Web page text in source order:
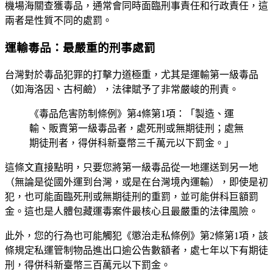
機場海關查獲毒品，通常會同時面臨刑事責任和行政責任，這
兩者是性質不同的處罰。
運輸毒品：最嚴重的刑事處罰
台灣對於毒品犯罪的打擊力道極重，尤其是運輸第一級毒品
（如海洛因、古柯鹼），法律賦予了非常嚴峻的刑責。
《毒品危害防制條例》第4條第1項：「製造、運
輸、販賣第一級毒品者，處死刑或無期徒刑；處無
期徒刑者，得併科新臺幣三千萬元以下罰金。」
這條文直接點明，只要您將第一級毒品從一地運送到另一地
（無論是從國外運到台灣，或是在台灣境內運輸），即使是初
犯，也可能面臨死刑或無期徒刑的重罰，並可能併科巨額罰
金。這也是人體包藏運毒案件最核心且最嚴重的法律風險。
此外，您的行為也可能觸犯《懲治走私條例》第2條第1項，該
條規定私運管制物品進出口逾公告數額者，處七年以下有期徒
刑，得併科新臺幣三百萬元以下罰金。